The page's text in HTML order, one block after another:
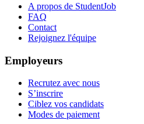
A propos de StudentJob
FAQ
Contact
Rejoignez l'équipe
Employeurs
Recrutez avec nous
S’inscrire
Ciblez vos candidats
Modes de paiement